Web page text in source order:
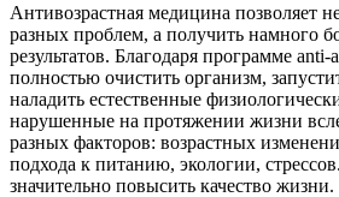
Антивозрастная медицина позволяет
разных проблем, а получить намного
результатов. Благодаря программе
полностью очистить организм,
наладить естественные
нарушенные на протяжении жизни
разных факторов: возрастных
подхода к питанию, экологии,
значительно повысить качество жизни.